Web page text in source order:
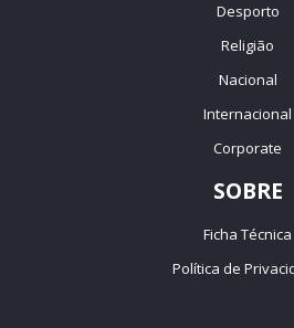
Desporto
Religião
Nacional
Internacional
Corporate
SOBRE
Ficha Técnica
Política de